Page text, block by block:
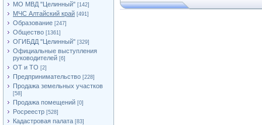
МО МВД "Целинный" [142]
МЧС Алтайский край [491]
Образование [247]
Общество [1361]
ОГИБДД "Целинный" [329]
Официальные выступления
руководителей [6]
ОТ и ТО [2]
Предпринимательство [228]
Продажа земельных участков
[58]
Продажа помещений [0]
Росреестр [528]
Кадастровая палата [83]